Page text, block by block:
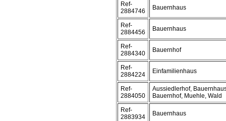
Ref-
2884746
Bauernhaus
Ref-
2884456
Bauernhaus
Ref-
2884340
Bauernhof
Ref-
2884224
Einfamilienhaus
Ref-
2884050
Aussiedlerhof,
Bauernhof, Muehle, Wald
Ref-
2883934
Bauernhaus